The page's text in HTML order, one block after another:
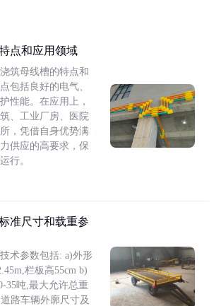
点和应用领域
筑母线槽的特点和
包括良好的电气、
性能。在应用上，
、工业厂房、医院
，凭借自身优势满
供应的高要求，保
行。
准尺寸和载重参
术参数包括: a)外形
栏板高55cm b)
35吨,最大允许总重
路车辆外廓尺寸及